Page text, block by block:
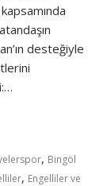
desteğiyle
, Bingöl
, Engelliler ve